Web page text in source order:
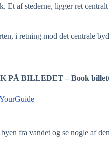
af stederne, ligger ret
i retning mod det centrale
PÅ BILLEDET – Book
fra vandet og se nogle af